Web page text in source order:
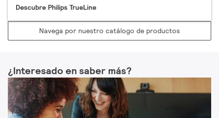
Descubre Philips TrueLine
Navega por nuestro catálogo de productos
¿Interesado en saber más?